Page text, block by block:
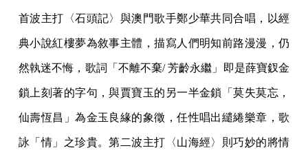
首波主打〈石頭記〉與澳門歌手鄭少華共同合唱，以經
典小說紅樓夢為敘事主體，描寫人們明知前路漫漫，仍
然執迷不悔，歌詞「不離不棄/ 芳齡永繼」即是薛寶釵金
鎖上刻著的字句，與賈寶玉的另一半金鎖「莫失莫忘，
仙壽恆昌」為金玉良緣的象徵，任性唱出繾綣樂章，歌
詠「情」之珍貴。第二波主打〈山海經〉則巧妙的將情